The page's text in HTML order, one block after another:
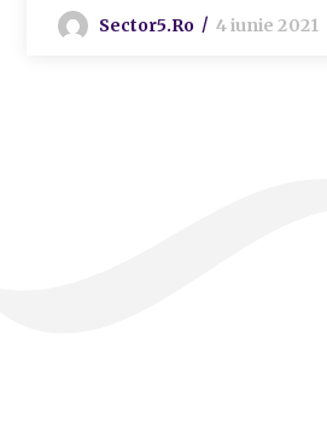
Sector5.ro 4 iunie 2021